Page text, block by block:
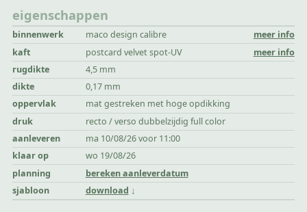
eigenschappen
binnenwerk maco design calibre
meer info
kaft
postcard velvet spot-UV
meer info
rugdikte
4,5 mm
dikte
0,17 mm
oppervlak
mat gestreken met hoge opdikking
druk
recto / verso dubbelzijdig full color
aanleveren
ma 10/08/26 voor 11:00
klaar op
wo 19/08/26
planning
bereken aanleverdatum
sjabloon
download